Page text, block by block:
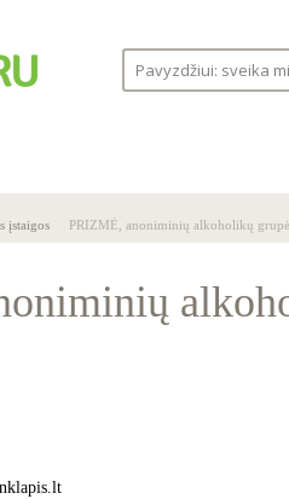
įstaigos PRIZMĖ, anoniminių alkoholikų grupė